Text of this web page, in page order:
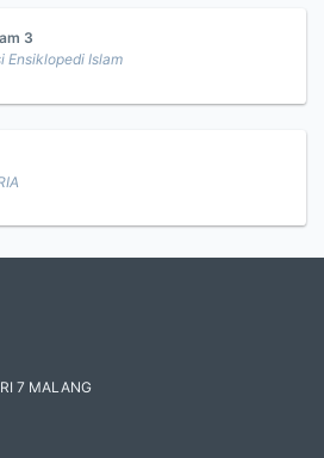
3
Ensiklopedi Islam
7 MALANG